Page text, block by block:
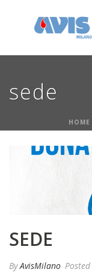
sede
HOME
SEDE
ByAvisMilano Posted